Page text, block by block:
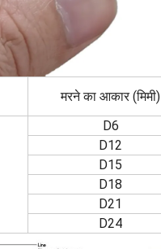
मरने का आकार (मिमी)
D6
D12
D15
D18
D21
D24